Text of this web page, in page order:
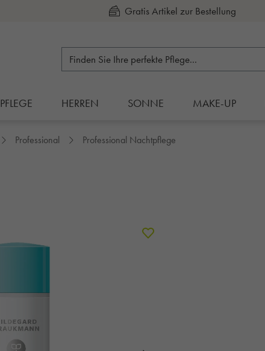
Kauf auf Rechnung
PFLEGE HERREN SONNE MAKE-UP
Professional Professional Nachtpflege